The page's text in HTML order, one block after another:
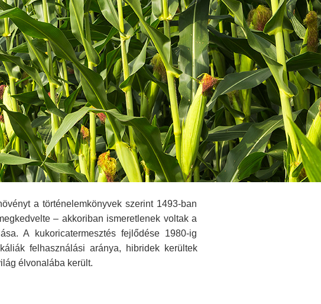
a történelemkönyvek szerint 1493-ban
– akkoriban ismeretlenek voltak a
A kukoricatermesztés fejlődése 1980-ig
felhasználási aránya, hibridek kerültek
élvonalába került.